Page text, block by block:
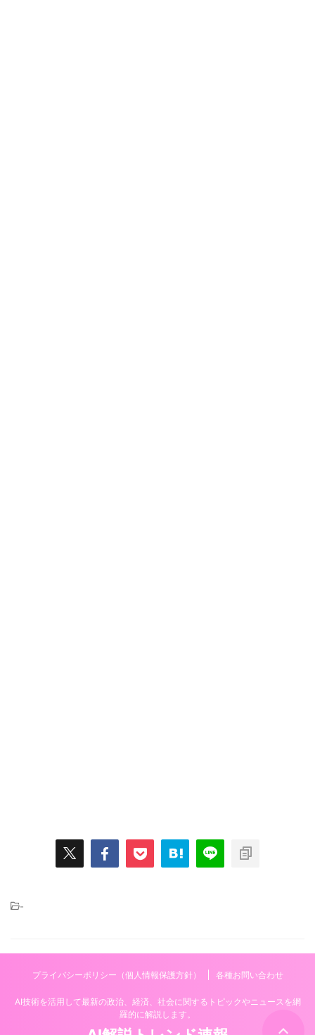
-
プライバシーポリシー（個人情報保護方針） 各種お問い合わせ
AI技術を活用して最新の政治、経済、社会に関するトピックやニュースを網
羅的に解説します。